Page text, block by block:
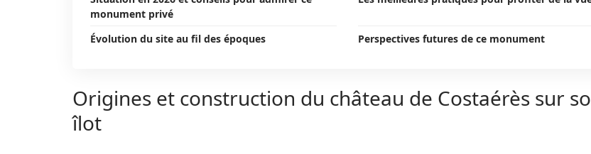
monument privé
Évolution du site au fil des époques Perspectives futures de ce monument
Origines et construction du château de Costaérès sur
îlot